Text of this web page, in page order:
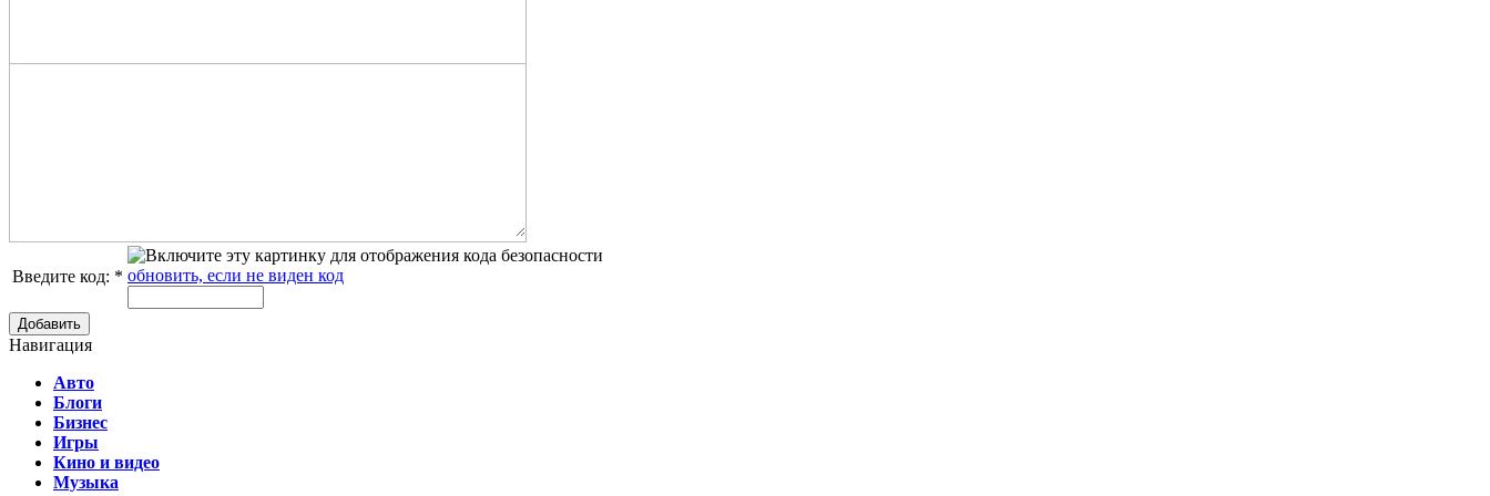
Введите код: * обновить, если не виден код
Добавить
Навигация
Авто
Блоги
Бизнес
Игры
Кино и видео
Музыка